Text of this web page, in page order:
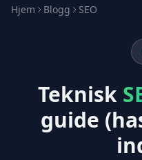
Hjem Blogg SEO
Teknisk
guide